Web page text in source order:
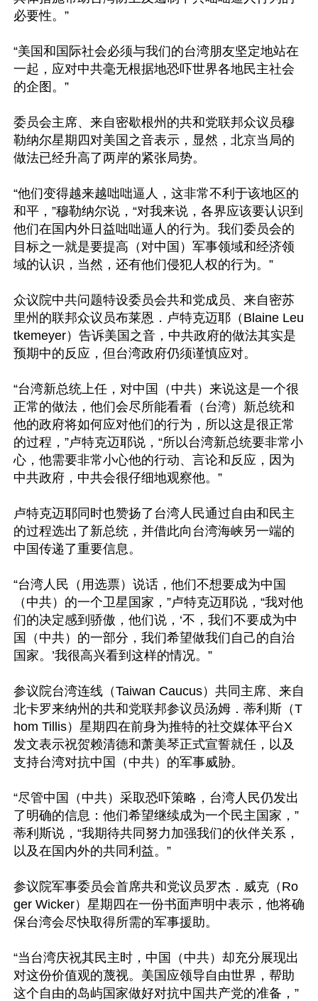
必要性。”
“美国和国际社会必须与我们的台湾朋友坚定地站在
一起，应对中共毫无根据地恐吓世界各地民主社会
的企图。”
委员会主席、来自密歇根州的共和党联邦众议员穆
勒纳尔星期四对美国之音表示，显然，北京当局的
做法已经升高了两岸的紧张局势。
“他们变得越来越咄咄逼人，这非常不利于该地区的
和平，”穆勒纳尔说，“对我来说，各界应该要认识到
他们在国内外日益咄咄逼人的行为。我们委员会的
目标之一就是要提高（对中国）军事领域和经济领
域的认识，当然，还有他们侵犯人权的行为。”
众议院中共问题特设委员会共和党成员、来自密苏
里州的联邦众议员布莱恩．卢特克迈耶（Blaine Leu
tkemeyer）告诉美国之音，中共政府的做法其实是
预期中的反应，但台湾政府仍须谨慎应对。
“台湾新总统上任，对中国（中共）来说这是一个很
正常的做法，他们会尽所能看看（台湾）新总统和
他的政府将如何应对他们的行为，所以这是很正常
的过程，”卢特克迈耶说，“所以台湾新总统要非常小
心，他需要非常小心他的行动、言论和反应，因为
中共政府，中共会很仔细地观察他。”
卢特克迈耶同时也赞扬了台湾人民通过自由和民主
的过程选出了新总统，并借此向台湾海峡另一端的
中国传递了重要信息。
“台湾人民（用选票）说话，他们不想要成为中国
（中共）的一个卫星国家，”卢特克迈耶说，“我对他
们的决定感到骄傲，他们说，‘不，我们不要成为中
国（中共）的一部分，我们希望做我们自己的自治
国家。’我很高兴看到这样的情况。”
参议院台湾连线（Taiwan Caucus）共同主席、来自
北卡罗来纳州的共和党联邦参议员汤姆．蒂利斯（T
hom Tillis）星期四在前身为推特的社交媒体平台X
发文表示祝贺赖清德和萧美琴正式宣誓就任，以及
支持台湾对抗中国（中共）的军事威胁。
“尽管中国（中共）采取恐吓策略，台湾人民仍发出
了明确的信息：他们希望继续成为一个民主国家，”
蒂利斯说，“我期待共同努力加强我们的伙伴关系，
以及在国内外的共同利益。”
参议院军事委员会首席共和党议员罗杰．威克（Ro
ger Wicker）星期四在一份书面声明中表示，他将确
保台湾会尽快取得所需的军事援助。
“当台湾庆祝其民主时，中国（中共）却充分展现出
对这份价值观的蔑视。美国应领导自由世界，帮助
这个自由的岛屿国家做好对抗中国共产党的准备，”